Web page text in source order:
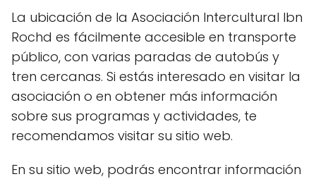
La ubicación de la Asociación Intercultural Ibn
Rochd es fácilmente accesible en transporte
público, con varias paradas de autobús y
tren cercanas. Si estás interesado en visitar la
asociación o en obtener más información
sobre sus programas y actividades, te
recomendamos visitar su sitio web.
En su sitio web, podrás encontrar información